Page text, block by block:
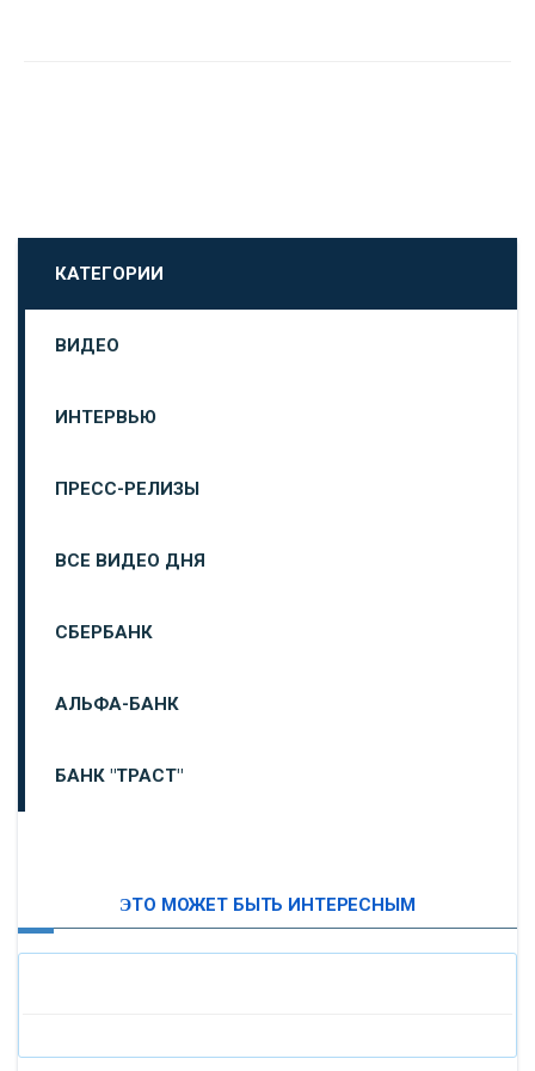
КАТЕГОРИИ
ВИДЕО
ИНТЕРВЬЮ
ПРЕСС-РЕЛИЗЫ
ВСЕ ВИДЕО ДНЯ
СБЕРБАНК
АЛЬФА-БАНК
БАНК "ТРАСТ"
«БАНК САНКТ-ПЕТЕРБУРГ»
ЭТО МОЖЕТ БЫТЬ ИНТЕРЕСНЫМ